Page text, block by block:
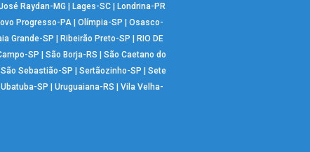
Raydan-MG | Lages-SC| Londrina-PR
Progresso-PA | Olímpia-SP | Osasco-
Grande-SP | Ribeirão Preto-SP | RIO DE
SP | São Borja-RS | São Caetano do
São Sebastião-SP | Sertãozinho-SP | Sete
Ubatuba-SP | Uruguaiana-RS | Vila Velha-